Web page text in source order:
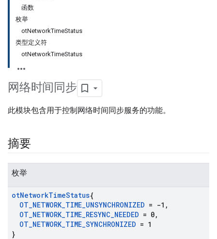
函数
枚举
otNetworkTimeStatus
类型定义符
otNetworkTimeStatus
网络时间同步
此模块包含用于控制网络时间同步服务的功能。
摘要
枚举
otNetworkTimeStatus{
OT_NETWORK_TIME_UNSYNCHRONIZED = -1 ,
OT_NETWORK_TIME_RESYNC_NEEDED = 0,
OT_NETWORK_TIME_SYNCHRONIZED = 1
}